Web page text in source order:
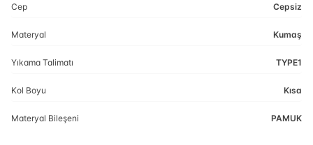
Cep Cepsiz
Materyal Kumaş
Yıkama Talimatı TYPE1
Kol Boyu Kısa
Materyal Bileşeni PAMUK